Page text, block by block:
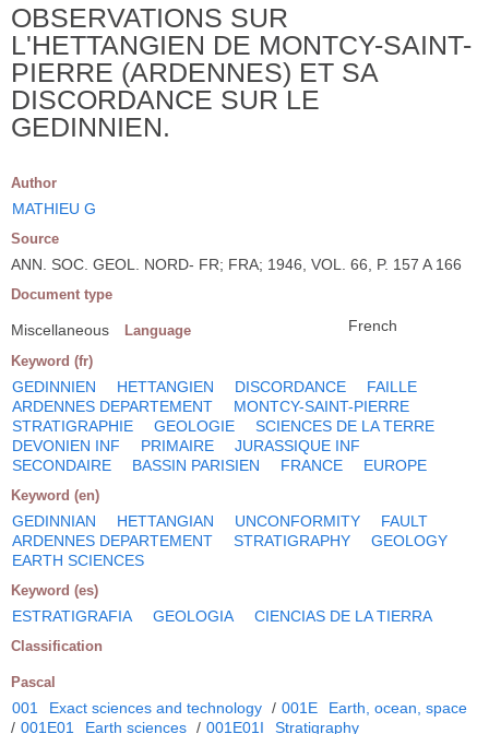
OBSERVATIONS SUR
L'HETTANGIEN DE MONTCY-SAINT-
PIERRE (ARDENNES) ET SA
DISCORDANCE SUR LE
GEDINNIEN.
Author
MATHIEU G
Source
ANN. SOC. GEOL. NORD- FR; FRA; 1946, VOL. 66, P. 157 A 166
Document type
Miscellaneous Language French
Keyword (fr)
GEDINNIEN HETTANGIEN DISCORDANCE
FAILLE
ARDENNES DEPARTEMENT
MONTCY-SAINT-PIERRE
STRATIGRAPHIE
GEOLOGIE
SCIENCES DE LA TERRE
DEVONIEN INF
PRIMAIRE
JURASSIQUE INF
SECONDAIRE
BASSIN PARISIEN FRANCE EUROPE
Keyword (en)
GEDINNIAN HETTANGIAN UNCONFORMITY
FAULT
ARDENNES DEPARTEMENT
STRATIGRAPHY
GEOLOGY
EARTH SCIENCES
Keyword (es)
ESTRATIGRAFIA GEOLOGIA CIENCIAS DE LA TIERRA
Classification
Pascal
001 Exact sciences and technology / 001E
Earth, ocean, space
/ 001E01 Earth sciences / 001E01I Stratigraphy